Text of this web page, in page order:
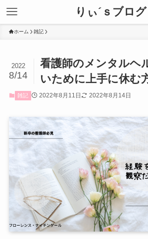
りぃ´ｓブログ
ホーム 雑記
看護師のメンタルヘ
いために上手に休む
2022
8/14
雑記 2022年8月11日 2022年8月14日